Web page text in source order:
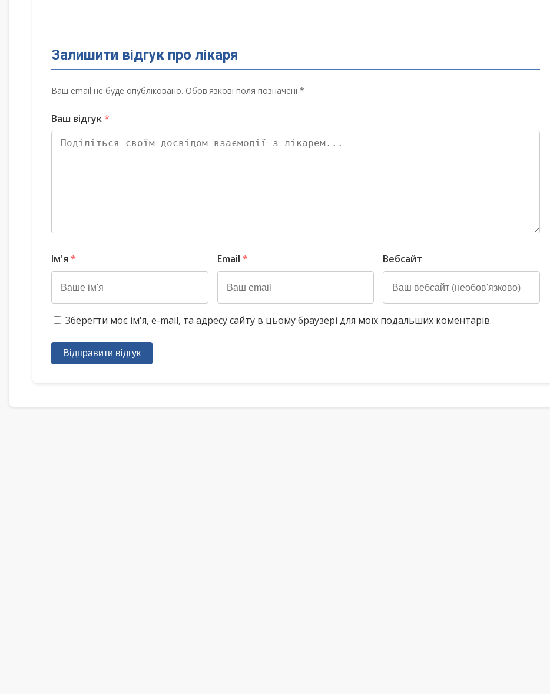
Залишити відгук про лікаря
Ваш email не буде опубліковано. Обов'язкові поля позначені *
Ваш відгук*
Ім'я * Email * Вебсайт
Зберегти моє ім'я, e-mail, та адресу сайту в цьому браузері для моїх подальших коментарів.
Відправити відгук